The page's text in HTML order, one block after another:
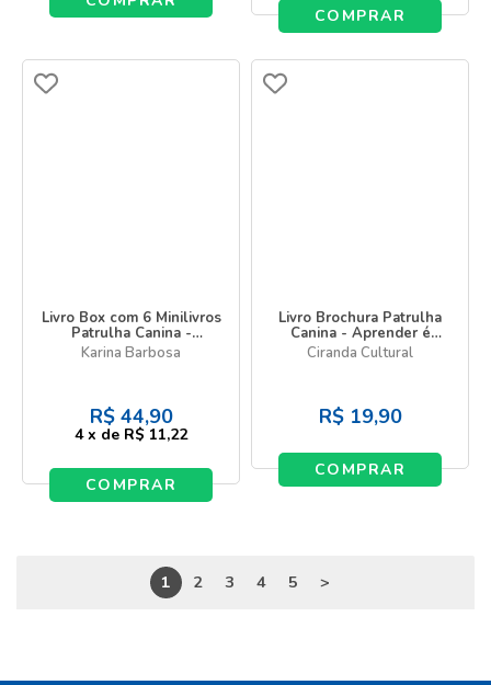
COMPRAR
Livro Box com 6 Minilivros
Patrulha Canina -
Patrulheiros prontos para
a ação!
Karina Barbosa
R$ 44,90
4 x de R$ 11,22
COMPRAR
Livro Brochura Patrulha
Canina - Aprender é
divertido
Ciranda Cultural
R$ 19,90
COMPRAR
1 2 3 4 5 >